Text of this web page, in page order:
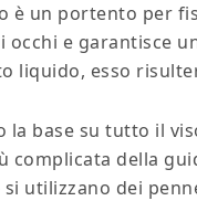
è un portento per
e garantisce
liquido, esso
la base su tutto il
della
utilizzano dei